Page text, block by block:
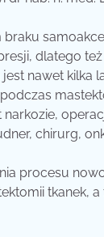
dlatego
nawet kilka
chirurg,
procesu
tkanek,